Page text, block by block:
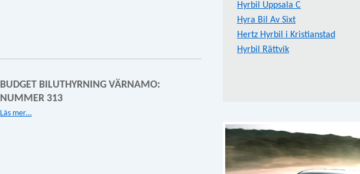
Hyrbil Uppsala C
Hyra Bil Av Sixt
Hertz Hyrbil i Kristianstad
Hyrbil Rättvik
BUDGET BILUTHYRNING VÄRNAMO:
NUMMER 313
Läs mer…